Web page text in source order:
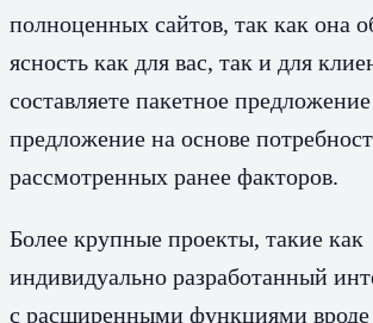
полноценных сайтов, так как она
ясность как для вас, так и для
составляете пакетное
предложение на основе
рассмотренных ранее факторов.
Более крупные проекты, такие как
индивидуально разработанный
с расширенными функциями